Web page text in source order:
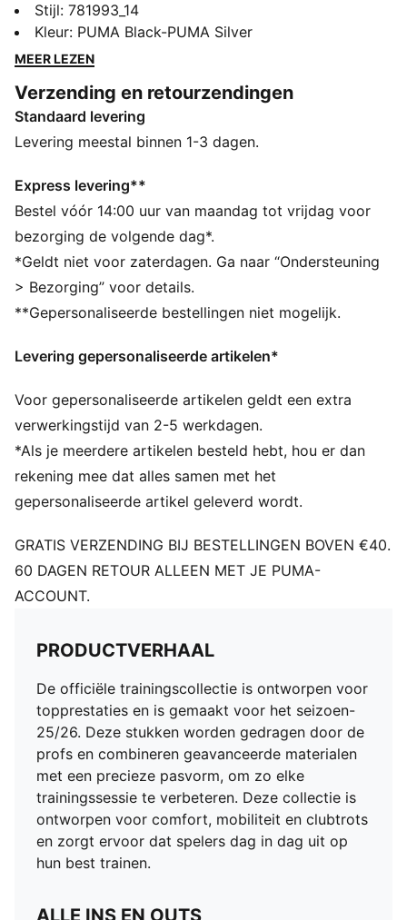
topprestaties en is gemaakt voor het seizoen-25/26.
Deze stukken worden gedragen door de profs en
combineren geavanceerde materialen met een
verbeteren. Deze collectie is ontworpen voor comfort,
mobiliteit en clubtrots en zorgt ervoor dat spelers dag
in dag uit op hun best trainen.
dryCELL: zeer functionele materialen voeren het
zweet af van je huid, zodat je lichaam droog en
comfortabel blijft tijdens het sporten
Als onderdeel van het RE:FIBRE programma is dit
kledingstuk gemaakt met minstens 95% gerecyclede
materialen uit textielafval en andere gebruikte
materialen
Pasvorm: Normaal
Hals: Ronde hals
Korte mouwen
Lengte: Normaal
Gedragen door de spelers tijdens het seizoen 25/26
Branding van de club en van PUMA
Stijl: 781993_14
Kleur: PUMA Black-PUMA Silver
MEER LEZEN
Verzending en retourzendingen
Standaard levering
Levering meestal binnen 1-3 dagen.
Express levering**
Bestel vóór 14:00 uur van maandag tot vrijdag voor
bezorging de volgende dag*.
*Geldt niet voor zaterdagen. Ga naar “Ondersteuning
> Bezorging” voor details.
**Gepersonaliseerde bestellingen niet mogelijk.
Levering gepersonaliseerde artikelen*
Voor gepersonaliseerde artikelen geldt een extra
verwerkingstijd van 2-5 werkdagen.
*Als je meerdere artikelen besteld hebt, hou er dan
rekening mee dat alles samen met het
gepersonaliseerde artikel geleverd wordt.
GRATIS VERZENDING BIJ BESTELLINGEN BOVEN €40.
60 DAGEN RETOUR ALLEEN MET JE PUMA-
ACCOUNT.
PRODUCTVERHAAL
De officiële trainingscollectie is ontworpen voor
topprestaties en is gemaakt voor het seizoen-
25/26. Deze stukken worden gedragen door de
profs en combineren geavanceerde materialen
met een precieze pasvorm, om zo elke
trainingssessie te verbeteren. Deze collectie is
ontworpen voor comfort, mobiliteit en clubtrots
en zorgt ervoor dat spelers dag in dag uit op
hun best trainen.
ALLE INS EN OUTS